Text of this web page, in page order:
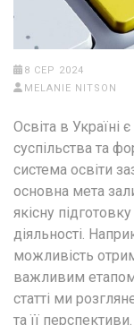
8 СЕР 2024
MELANIE NITSON
Освіта в
суспільства та
система освіти
основна мета
якісну
діяльності.
можливість
важливим етапом
статті ми
та її перспективи.